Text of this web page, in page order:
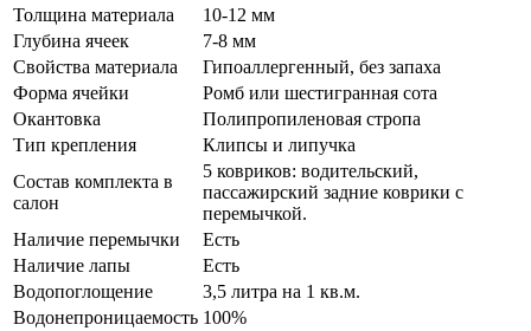
Толщина материала
10-12 мм
Глубина ячеек
7-8 мм
Свойства материала
Гипоаллергенный, без запаха
Форма ячейки
Ромб или шестигранная сота
Окантовка
Полипропиленовая стропа
Тип крепления
Клипсы и липучка
Состав комплекта в
салон
5 ковриков: водительский,
пассажирский задние коврики с
перемычкой.
Наличие перемычки
Есть
Наличие лапы
Есть
Водопоглощение
3,5 литра на 1 кв.м.
Водонепроницаемость 100%